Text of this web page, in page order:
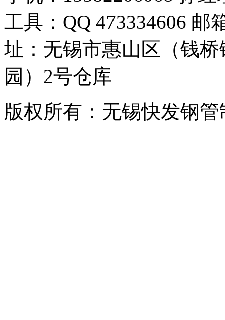
工具：QQ 473334606 邮
址：无锡市惠山区（钱
园）2号仓库
版权所有：无锡快发钢